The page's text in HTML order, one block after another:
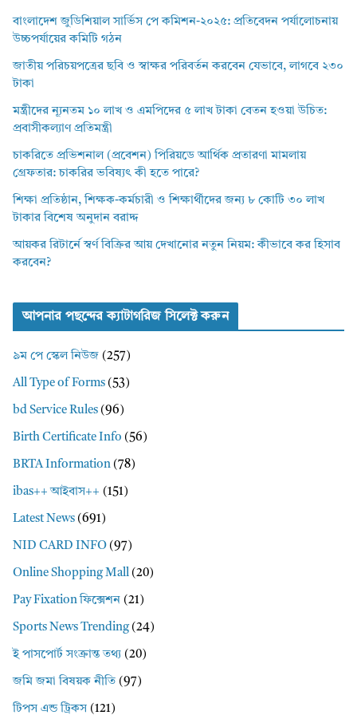
বাংলাদেশ জুডিশিয়াল সার্ভিস পে কমিশন-২০২৫: প্রতিবেদন পর্যালোচনায়
উচ্চপর্যায়ের কমিটি গঠন
জাতীয় পরিচয়পত্রের ছবি ও স্বাক্ষর পরিবর্তন করবেন যেভাবে, লাগবে ২৩০
টাকা
মন্ত্রীদের ন্যূনতম ১০ লাখ ও এমপিদের ৫ লাখ টাকা বেতন হওয়া উচিত:
প্রবাসীকল্যাণ প্রতিমন্ত্রী
চাকরিতে প্রভিশনাল (প্রবেশন) পিরিয়ডে আর্থিক প্রতারণা মামলায়
গ্রেফতার: চাকরির ভবিষ্যৎ কী হতে পারে?
শিক্ষা প্রতিষ্ঠান, শিক্ষক-কর্মচারী ও শিক্ষার্থীদের জন্য ৮ কোটি ৩০ লাখ
টাকার বিশেষ অনুদান বরাদ্দ
আয়কর রিটার্নে স্বর্ণ বিক্রির আয় দেখানোর নতুন নিয়ম: কীভাবে কর হিসাব
করবেন?
আপনার পছন্দের ক্যাটাগরিজ সিলেক্ট করুন
৯ম পে স্কেল নিউজ (257)
All Type of Forms (53)
bd Service Rules (96)
Birth Certificate Info (56)
BRTA Information (78)
ibas++ আইবাস++ (151)
Latest News (691)
NID CARD INFO (97)
Online Shopping Mall (20)
Pay Fixation ফিক্সেশন (21)
Sports News Trending(24)
ই পাসপোর্ট সংক্রান্ত তথ্য (20)
জমি জমা বিষয়ক নীতি (97)
টিপস এন্ড ট্রিকস (121)